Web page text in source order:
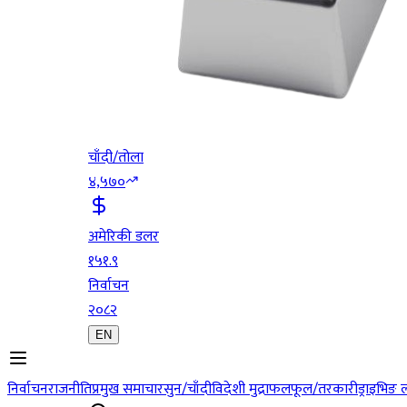
चाँदी/तोला
४,५७०
अमेरिकी डलर
१५१.९
निर्वाचन
२०८२
EN
निर्वाचनराजनीतिप्रमुख समाचारसुन/चाँदीविदेशी मुद्राफलफूल/तरकारी